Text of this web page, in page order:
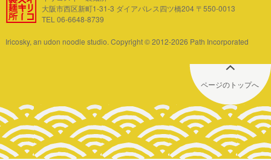
大阪市西区新町1-31-3 ダイアパレス四ツ橋204 〒550-0013
TEL 06-6648-8739
Iricosky, an udon noodle studio. Copyright © 2012-2026 Path Incorporated
ページのトップへ